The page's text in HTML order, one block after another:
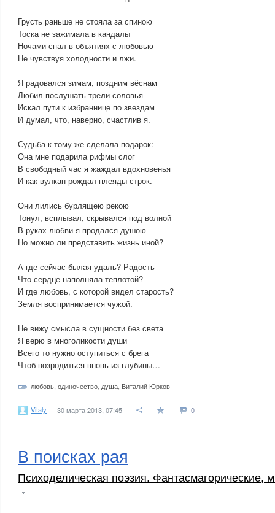
Грусть раньше не стояла за спиною
Тоска не зажимала в кандалы
Ночами спал в объятиях с любовью
Не чувствуя холодности и лжи.
Я радовался зимам, поздним вёснам
Любил послушать трели соловья
Искал пути к избраннице по звездам
И думал, что, наверно, счастлив я.
Судьба к тому же сделала подарок:
Она мне подарила рифмы слог
В свободный час я жаждал вдохновенья
И как вулкан рождал плеяды строк.
Они лились бурлящею рекою
Тонул, всплывал, скрывался под волной
В руках любви я продался душою
Но можно ли представить жизнь иной?
А где сейчас былая удаль? Радость
Что сердце наполняла теплотой?
И где любовь, с которой видел старость?
Земля воспринимается чужой.
Не вижу смысла в сущности без света
Я верю в многоликости души
Всего то нужно оступиться с брега
Чтоб возродиться вновь из глубины…
любовь одиночество душа Виталий Юрков
Vitaly 30 марта 2013, 07:45 0
В поисках рая
Психоделическая поэзия. Фантасмагорические,